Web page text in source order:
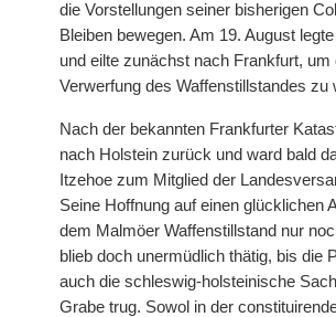
die Vorstellungen seiner bisherigen
Bleiben bewegen. Am 19. August
und eilte zunächst nach Frankfurt, um
Verwerfung des Waffenstillstandes zu
Nach der bekannten Frankfurter
nach Holstein zurück und ward bald
Itzehoe zum Mitglied der
Seine Hoffnung auf einen glücklichen
dem Malmöer Waffenstillstand nur
blieb doch unermüdlich thätig, bis die
auch die schleswig-holsteinische
Grabe trug. Sowol in der